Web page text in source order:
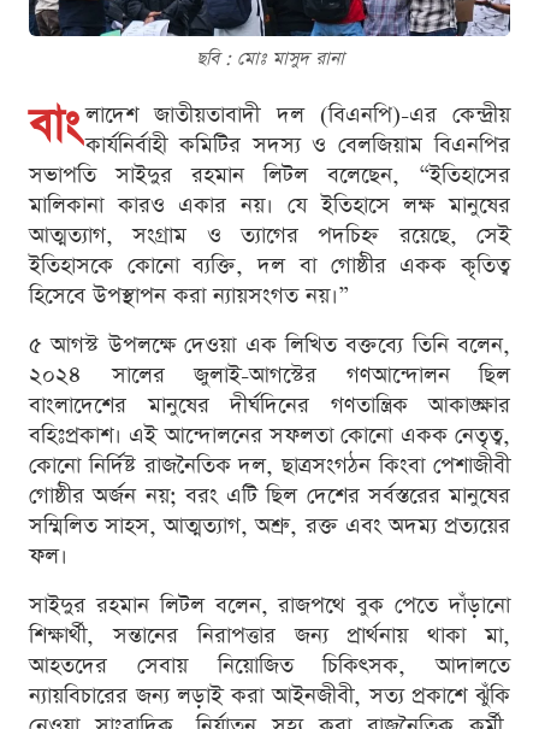
ছবি : মোঃ মাসুদ রানা
বাং লাদেশ জাতীয়তাবাদী দল (বিএনপি)-এর কেন্দ্রীয়
কার্যনির্বাহী কমিটির সদস্য ও বেলজিয়াম বিএনপির
সভাপতি সাইদুর রহমান লিটল বলেছেন, “ইতিহাসের
মালিকানা কারও একার নয়। যে ইতিহাসে লক্ষ মানুষের
আত্মত্যাগ, সংগ্রাম ও ত্যাগের পদচিহ্ন রয়েছে, সেই
ইতিহাসকে কোনো ব্যক্তি, দল বা গোষ্ঠীর একক কৃতিত্ব
হিসেবে উপস্থাপন করা ন্যায়সংগত নয়।”
৫ আগস্ট উপলক্ষে দেওয়া এক লিখিত বক্তব্যে তিনি বলেন,
২০২৪ সালের জুলাই-আগস্টের গণআন্দোলন ছিল
বাংলাদেশের মানুষের দীর্ঘদিনের গণতান্ত্রিক আকাঙ্ক্ষার
বহিঃপ্রকাশ। এই আন্দোলনের সফলতা কোনো একক নেতৃত্ব,
কোনো নির্দিষ্ট রাজনৈতিক দল, ছাত্রসংগঠন কিংবা পেশাজীবী
গোষ্ঠীর অর্জন নয়; বরং এটি ছিল দেশের সর্বস্তরের মানুষের
সম্মিলিত সাহস, আত্মত্যাগ, অশ্রু, রক্ত এবং অদম্য প্রত্যয়ের
ফল।
সাইদুর রহমান লিটল বলেন, রাজপথে বুক পেতে দাঁড়ানো
শিক্ষার্থী, সন্তানের নিরাপত্তার জন্য প্রার্থনায় থাকা মা,
আহতদের সেবায় নিয়োজিত চিকিৎসক, আদালতে
ন্যায়বিচারের জন্য লড়াই করা আইনজীবী, সত্য প্রকাশে ঝুঁকি